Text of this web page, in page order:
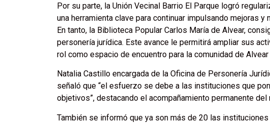
Por su parte, la Unión Vecinal Barrio El Parque logró
una herramienta clave para continuar impulsando mejoras
En tanto, la Biblioteca Popular Carlos María de Alvear,
personería jurídica. Este avance le permitirá ampliar sus
rol como espacio de encuentro para la comunidad de Alvear
Natalia Castillo encargada de la Oficina de Personería
señaló que “el esfuerzo se debe a las instituciones que
objetivos”, destacando el acompañamiento permanente
También se informó que ya son más de 20 las